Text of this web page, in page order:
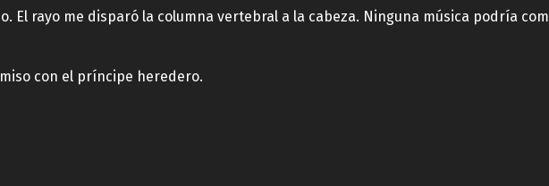
El rayo me disparó la columna vertebral a la cabeza. Ninguna música podría
con el príncipe heredero.